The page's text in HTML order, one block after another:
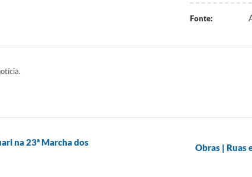
Fonte:
na 23ª Marcha dos
Obras | Ruas